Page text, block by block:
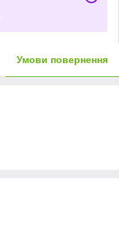
Умови повернення